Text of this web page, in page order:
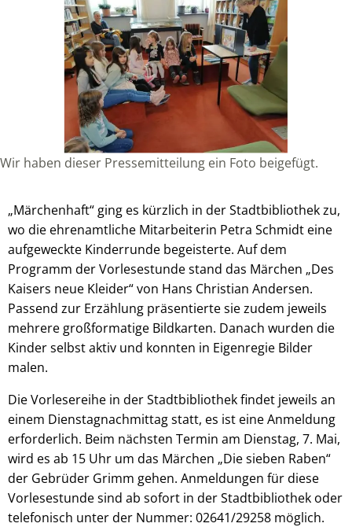
Wir haben dieser Pressemitteilung ein Foto beigefügt.
„Märchenhaft“ ging es kürzlich in der Stadtbibliothek zu,
wo die ehrenamtliche Mitarbeiterin Petra Schmidt eine
aufgeweckte Kinderrunde begeisterte. Auf dem
Programm der Vorlesestunde stand das Märchen „Des
Kaisers neue Kleider“ von Hans Christian Andersen.
Passend zur Erzählung präsentierte sie zudem jeweils
mehrere großformatige Bildkarten. Danach wurden die
Kinder selbst aktiv und konnten in Eigenregie Bilder
malen.
Die Vorlesereihe in der Stadtbibliothek findet jeweils an
einem Dienstagnachmittag statt, es ist eine Anmeldung
erforderlich. Beim nächsten Termin am Dienstag, 7. Mai,
wird es ab 15 Uhr um das Märchen „Die sieben Raben“
der Gebrüder Grimm gehen. Anmeldungen für diese
Vorlesestunde sind ab sofort in der Stadtbibliothek oder
telefonisch unter der Nummer: 02641/29258 möglich.